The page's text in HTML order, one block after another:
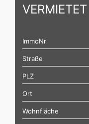
VERMIETET
ImmoNr
Straße
PLZ
Ort
Wohnfläche